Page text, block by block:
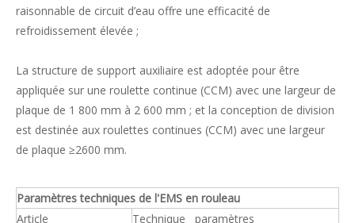
raisonnable de circuit d’eau offre une efficacité de
refroidissement élevée ;
La structure de support auxiliaire est adoptée pour être
appliquée sur une roulette continue (CCM) avec une largeur de
plaque de 1 800 mm à 2 600 mm ; et la conception de division
est destinée aux roulettes continues (CCM) avec une largeur
de plaque ≥2600 mm.
Paramètres techniques de l'EMS en rouleau
Article
Technique paramètres